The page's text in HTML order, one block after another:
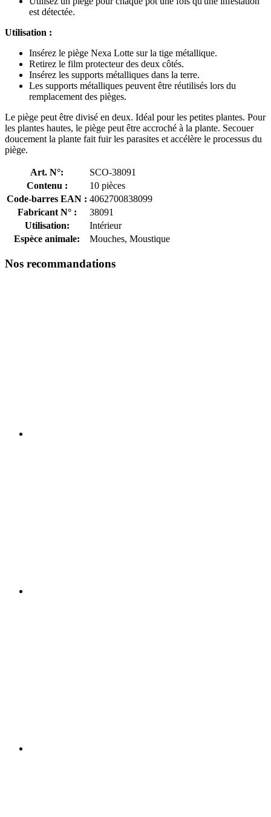
est détectée.
Utilisation :
Insérez le piège Nexa Lotte sur la tige métallique.
Retirez le film protecteur des deux côtés.
Insérez les supports métalliques dans la terre.
Les supports métalliques peuvent être réutilisés lors du
remplacement des pièges.
Le piège peut être divisé en deux. Idéal pour les petites plantes. Pour
les plantes hautes, le piège peut être accroché à la plante. Secouer
doucement la plante fait fuir les parasites et accélère le processus du
piège.
Art. N°:
SCO-38091
Contenu :
10 pièces
Code-barres EAN : 4062700838099
Fabricant N° :
38091
Utilisation:
Intérieur
Espèce animale:
Mouches, Moustique
Nos recommandations